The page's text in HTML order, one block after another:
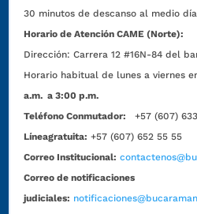
30 minutos de descanso al medio
Horario de Atención CAME (Norte):
Dirección:Carrera 12 #16N-84 del
Horario habitual de lunes a viernes
a.m. a 3:00 p.m.
Teléfono Conmutador:
+57 (607)
Líneagratuita: +57 (607) 652 55 55
Correo Institucional:
Correo de notificaciones
judiciales: